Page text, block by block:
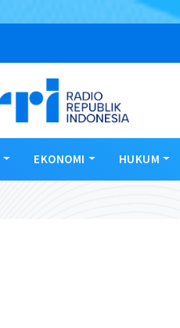
EKONOMI HUKUM